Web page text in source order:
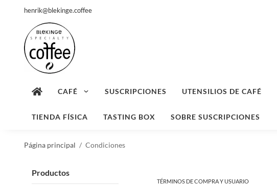
henrik@blekinge.coffee
CAFÉ SUSCRIPCIONES UTENSILIOS DE CAFÉ
TIENDA FÍSICA TASTING BOX SOBRE SUSCRIPCIONES
Página principal / Condiciones
Productos
TÉRMINOS DE COMPRA Y USUARIO